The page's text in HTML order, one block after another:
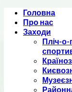
Skip
content
Головна
Про нас
Заходи
Пліч-о-